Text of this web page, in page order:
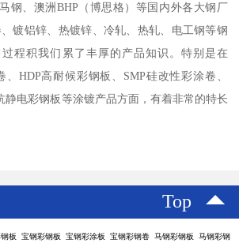
钢、澳洲BHP（博思格）等国内外各大钢厂
镀铝锌、热镀锌、冷轧、热轧、电工钢等钢
程积我们累了丰厚的产品知识。特别是在
、HDP高耐候彩钢板、SMP硅改性彩涂卷、
静电彩钢板等涂镀产品方面，有着非常的特长
Top
板 宝钢彩钢板 宝钢彩涂板 宝钢彩钢卷 马钢彩钢板 马钢彩钢